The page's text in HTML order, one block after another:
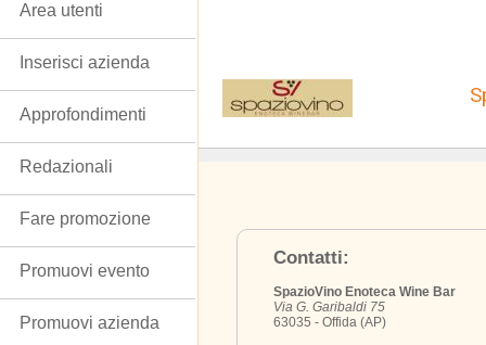
Contatti:
SpazioVino Enoteca Wine Bar
Via G. Garibaldi 75
63035 - Offida (AP)
Area utenti
Inserisci azienda
Approfondimenti
Redazionali
Fare promozione
Promuovi evento
Promuovi azienda